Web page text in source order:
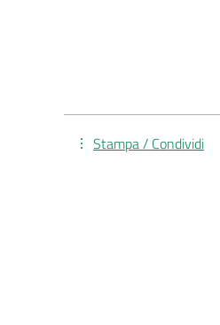
Stampa / Condividi